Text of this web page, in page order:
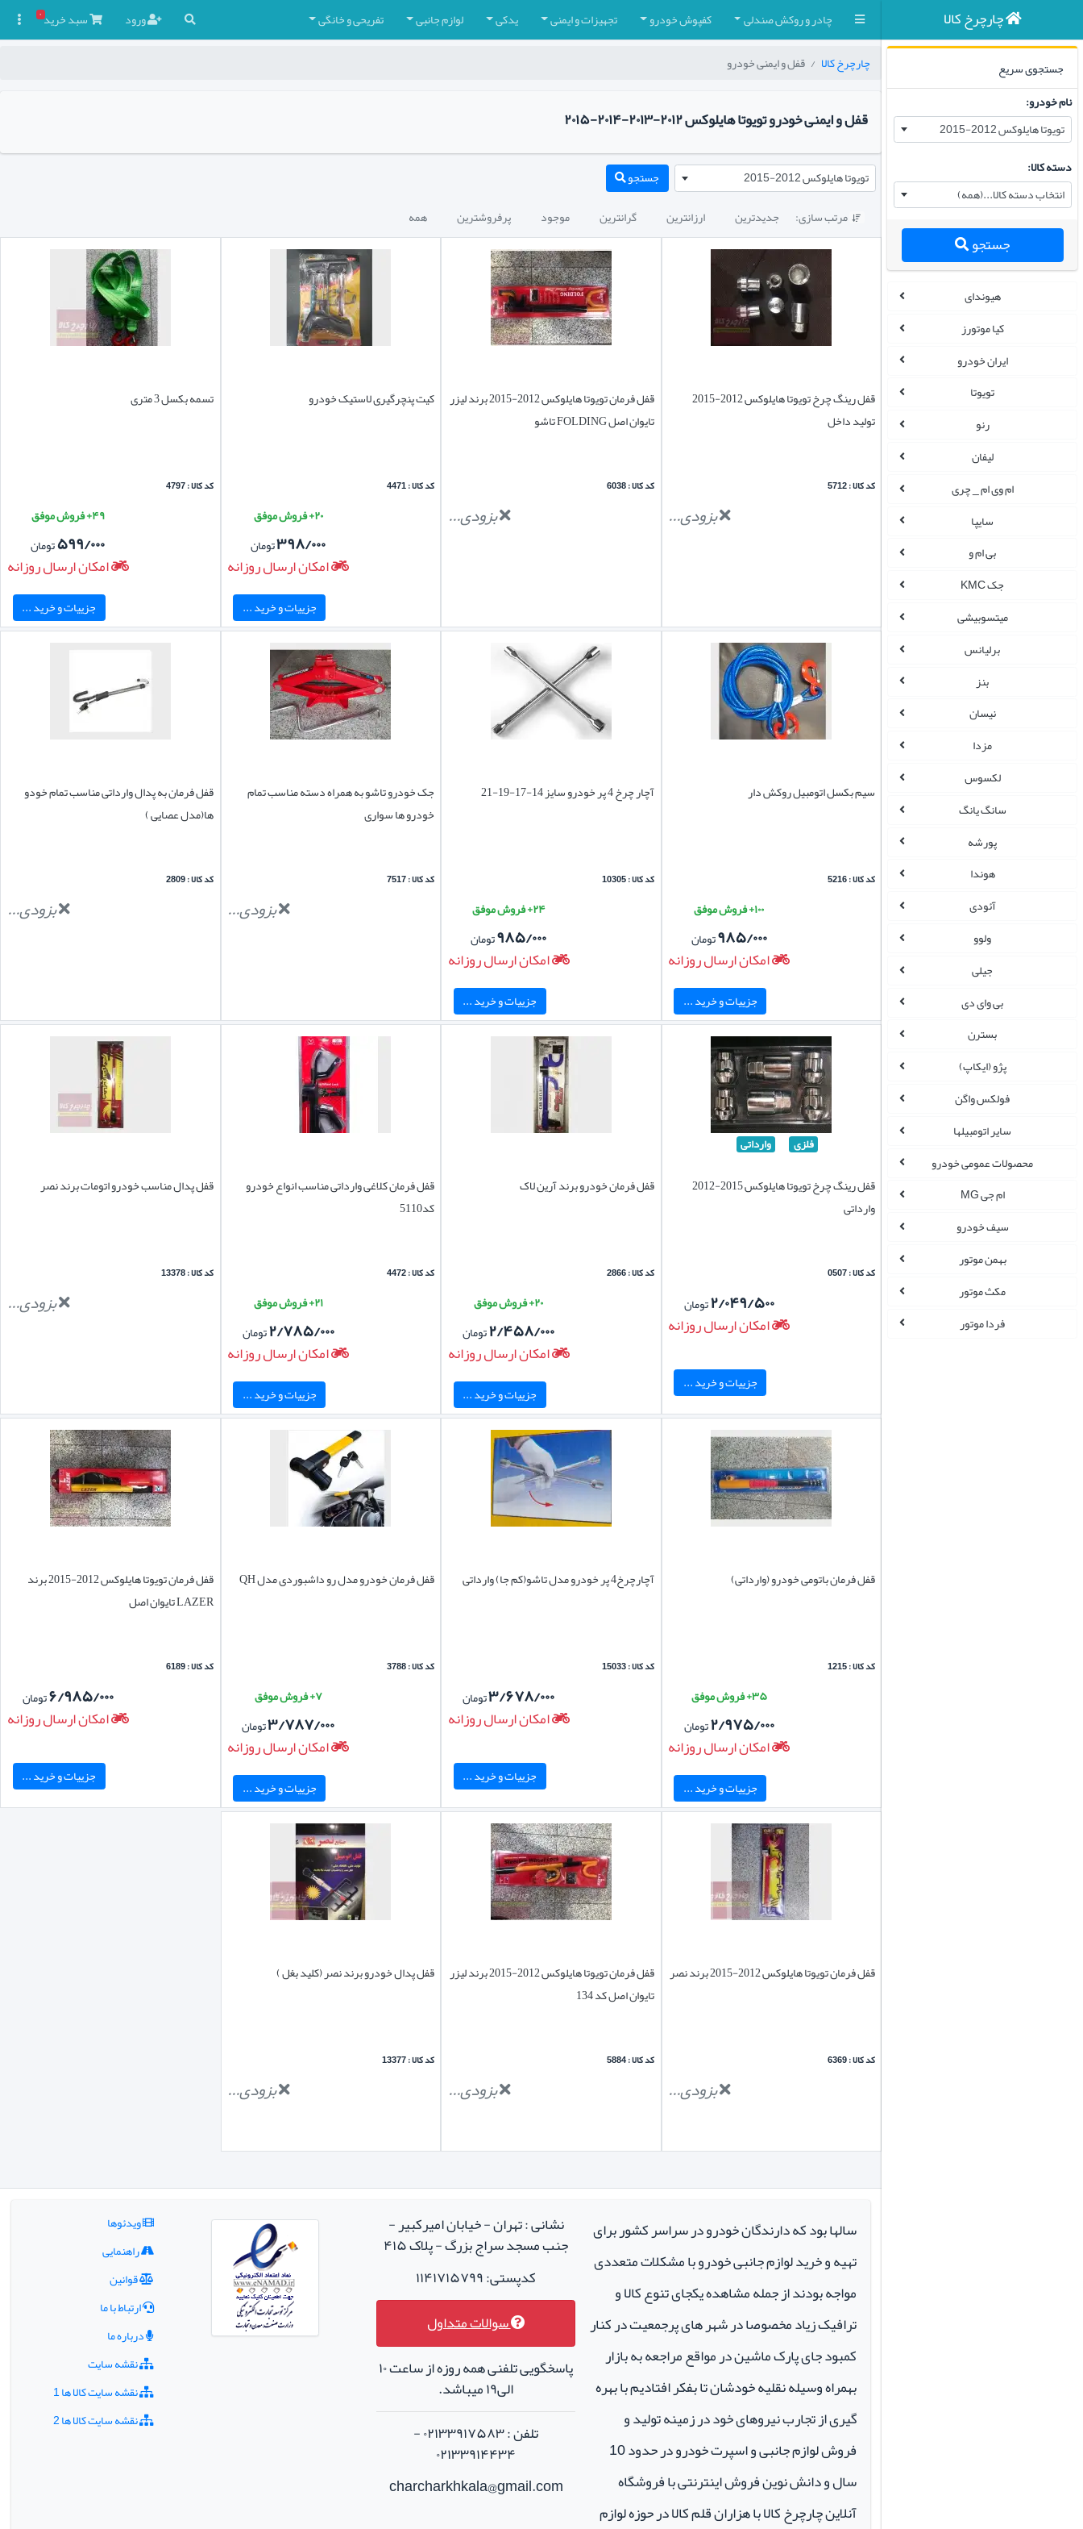
چادر و روکش صندلی کفپوش خودرو تجهیزات و ایمنی یدکی لوازم جانبی تفریحی و خانگی ورود سبدخرید۰ چارچرخ کالا
جستجوی سریع
نام خودرو:
تویوتا هایلوکس 2012-2015
دسته کالا:
انتخاب دسته کالا...(همه)
جستجو
هیوندای
کیا موتورز
ایران خودرو
تویوتا
رنو
لیفان
ام وی ام _ چری
سایپا
بی ام و
جک KMC
میتسوبیشی
برلیانس
بنز
نیسان
مزدا
لکسوس
سانگ یانگ
پورشه
هوندا
آئودی
ولوو
جیلی
بی وای دی
بسترن
پژو (ایکاپ)
فولکس واگن
سایر اتومبیلها
محصولات عمومی خودرو
ام جی MG
سیف خودرو
بهمن موتور
مکث موتور
فردا موتور
چارچرخ کالا قفل و ایمنی خودرو
قفل و ایمنی خودرو تویوتا هایلوکس ۲۰۱۲-۲۰۱۳-۲۰۱۴-۲۰۱۵
تویوتا هایلوکس 2012-2015 جستجو
 مرتب سازی: جدیدترین ارزانترین گرانترین موجود پرفروشترین همه
قفل رینگ چرخ تویوتا هایلوکس 2012-2015
تولید داخل
کد کالا : 5712
بزودی...
قفل فرمان تویوتا هایلوکس 2012-2015 برند لیزر
تایوان اصل FOLDING تاشو
کد کالا : 6038
بزودی...
کیت پنچرگیری لاستیک خودرو
کد کالا : 4471
۲۰+ فروش موفق
۳۹۸/۰۰۰تومان
امکان ارسال روزانه
جزییات و خرید ...
تسمه بکسل 3 متری
کد کالا : 4797
۴۹+ فروش موفق
۵۹۹/۰۰۰تومان
امکان ارسال روزانه
جزییات و خرید ...
سیم بکسل اتومبیل روکش دار
کد کالا : 5216
۱۰۰+ فروش موفق
۹۸۵/۰۰۰تومان
امکان ارسال روزانه
جزییات و خرید ...
آچار چرخ 4 پر خودرو سایز 14-17-19-21
کد کالا : 10305
۲۴+ فروش موفق
۹۸۵/۰۰۰تومان
امکان ارسال روزانه
جزییات و خرید ...
جک خودرو تاشو به همراه دسته مناسب تمام
خودرو ها سواری
کد کالا : 7517
بزودی...
قفل فرمان به پدال وارداتی مناسب تمام خودو
ها(مدل عصایی )
کد کالا : 2809
بزودی...
فلزی وارداتی
قفل رینگ چرخ تویوتا هایلوکس 2015-2012
وارداتی
کد کالا : 0507
۲/۰۴۹/۵۰۰تومان
امکان ارسال روزانه
جزییات و خرید ...
قفل فرمان خودرو برند آرین لاک
کد کالا : 2866
۲۰+ فروش موفق
۲/۴۵۸/۰۰۰تومان
امکان ارسال روزانه
جزییات و خرید ...
قفل فرمان کلاغی وارداتی مناسب انواع خودرو
کد5110
کد کالا : 4472
۲۱+ فروش موفق
۲/۷۸۵/۰۰۰تومان
امکان ارسال روزانه
جزییات و خرید ...
قفل پدال مناسب خودرو اتومات برند نصر
کد کالا : 13378
بزودی...
قفل فرمان باتومی خودرو (وارداتی)
کد کالا : 1215
۳۵+ فروش موفق
۲/۹۷۵/۰۰۰تومان
امکان ارسال روزانه
جزییات و خرید ...
آچارچرخ4 پر خودرو مدل تاشو(کم جا) وارداتی
کد کالا : 15033
۳/۶۷۸/۰۰۰تومان
امکان ارسال روزانه
جزییات و خرید ...
قفل فرمان خودرو مدل رو داشبوردی مدل QH
کد کالا : 3788
۷+ فروش موفق
۳/۷۸۷/۰۰۰تومان
امکان ارسال روزانه
جزییات و خرید ...
قفل فرمان تویوتا هایلوکس 2012-2015 برند
LAZER تایوان اصل
کد کالا : 6189
۶/۹۸۵/۰۰۰تومان
امکان ارسال روزانه
جزییات و خرید ...
قفل فرمان تویوتا هایلوکس 2012-2015 برند نصر
کد کالا : 6369
بزودی...
قفل فرمان تویوتا هایلوکس 2012-2015 برند لیزر
تایوان اصل کد 134
کد کالا : 5884
بزودی...
قفل پدال خودرو برند نصر (کلید بغل )
کد کالا : 13377
بزودی...
سالها بود که دارندگان خودرو در سراسر کشور برای
تهیه و خرید لوازم جانبی خودرو با مشکلات متعددی
مواجه بودند از جمله مشاهده یکجای تنوع کالا و
ترافیک زیاد مخصوصا در شهر های پرجمعیت در کنار
کمبود جای پارک ماشین در مواقع مراجعه به بازار
بهمراه وسیله نقلیه خودشان تا بفکر افتادیم با بهره
گیری از تجارب نیروهای خود در زمینه تولید و
فروش لوازم جانبی و اسپرت خودرو در حدود 10
سال و دانش نوین فروش اینترنتی با فروشگاه
آنلاین چارچرخ کالا با هزاران قلم کالا در حوزه لوازم
نشانی : تهران - خیابان امیرکبیر -
جنب مسجد سراج بزرگ - پلاک ۴۱۵
کدپستی: ۱۱۴۱۷۱۵۷۹۹
سوالات متداول
پاسخگویی تلفنی همه روزه از ساعت ۱۰
الی۱۹ میباشد.
تلفن : ۰۲۱۳۳۹۱۷۵۸۳ -
۰۲۱۳۳۹۱۴۴۳۴
charcharkhkala@gmail.com
ویدئوها
راهنمایی
قوانین
ارتباط با ما
درباره ما
نقشه سایت
نقشه سایت کالا ها 1
نقشه سایت کالا ها 2